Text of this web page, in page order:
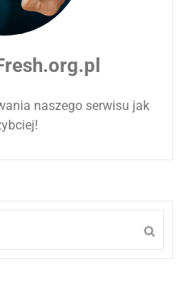
naszego serwisu jak